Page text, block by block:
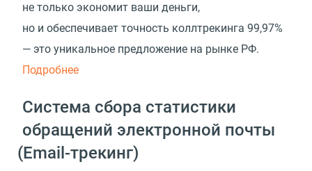
не только экономит ваши деньги,
но и обеспечивает точность коллтрекинга 99,97%
— это уникальное предложение на рынке РФ.
Подробнее
Система сбора статистики
обращений электронной почты
(Email-трекинг)